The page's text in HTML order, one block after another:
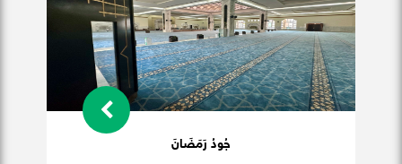
جُودُ رَمَضَانَ